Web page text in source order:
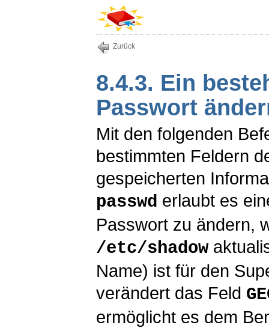
Zurück
8.4.3. Ein
Passwort
Mit den folgenden
bestimmten Feldern
gespeicherten
passwd erlaubt es
Passwort zu ändern,
/etc/shadow
Name) ist für den
verändert das Feld
ermöglicht es dem